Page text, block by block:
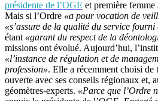
présidente de l’OGE et première femme
Mais si l’Ordre «a pour vocation de
«s’assure de la qualité du service
étant «garant du respect de la
missions ont évolué. Aujourd’hui,
«l’instance de régulation et de
profession». Elle a récemment choisi
ouverte avec ses conseils régionaux et,
géomètres-experts. «Parce que l’Ordre